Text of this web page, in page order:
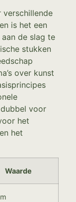
is het een
de slag te
stukken
over kunst
voor
het
het
Waarde